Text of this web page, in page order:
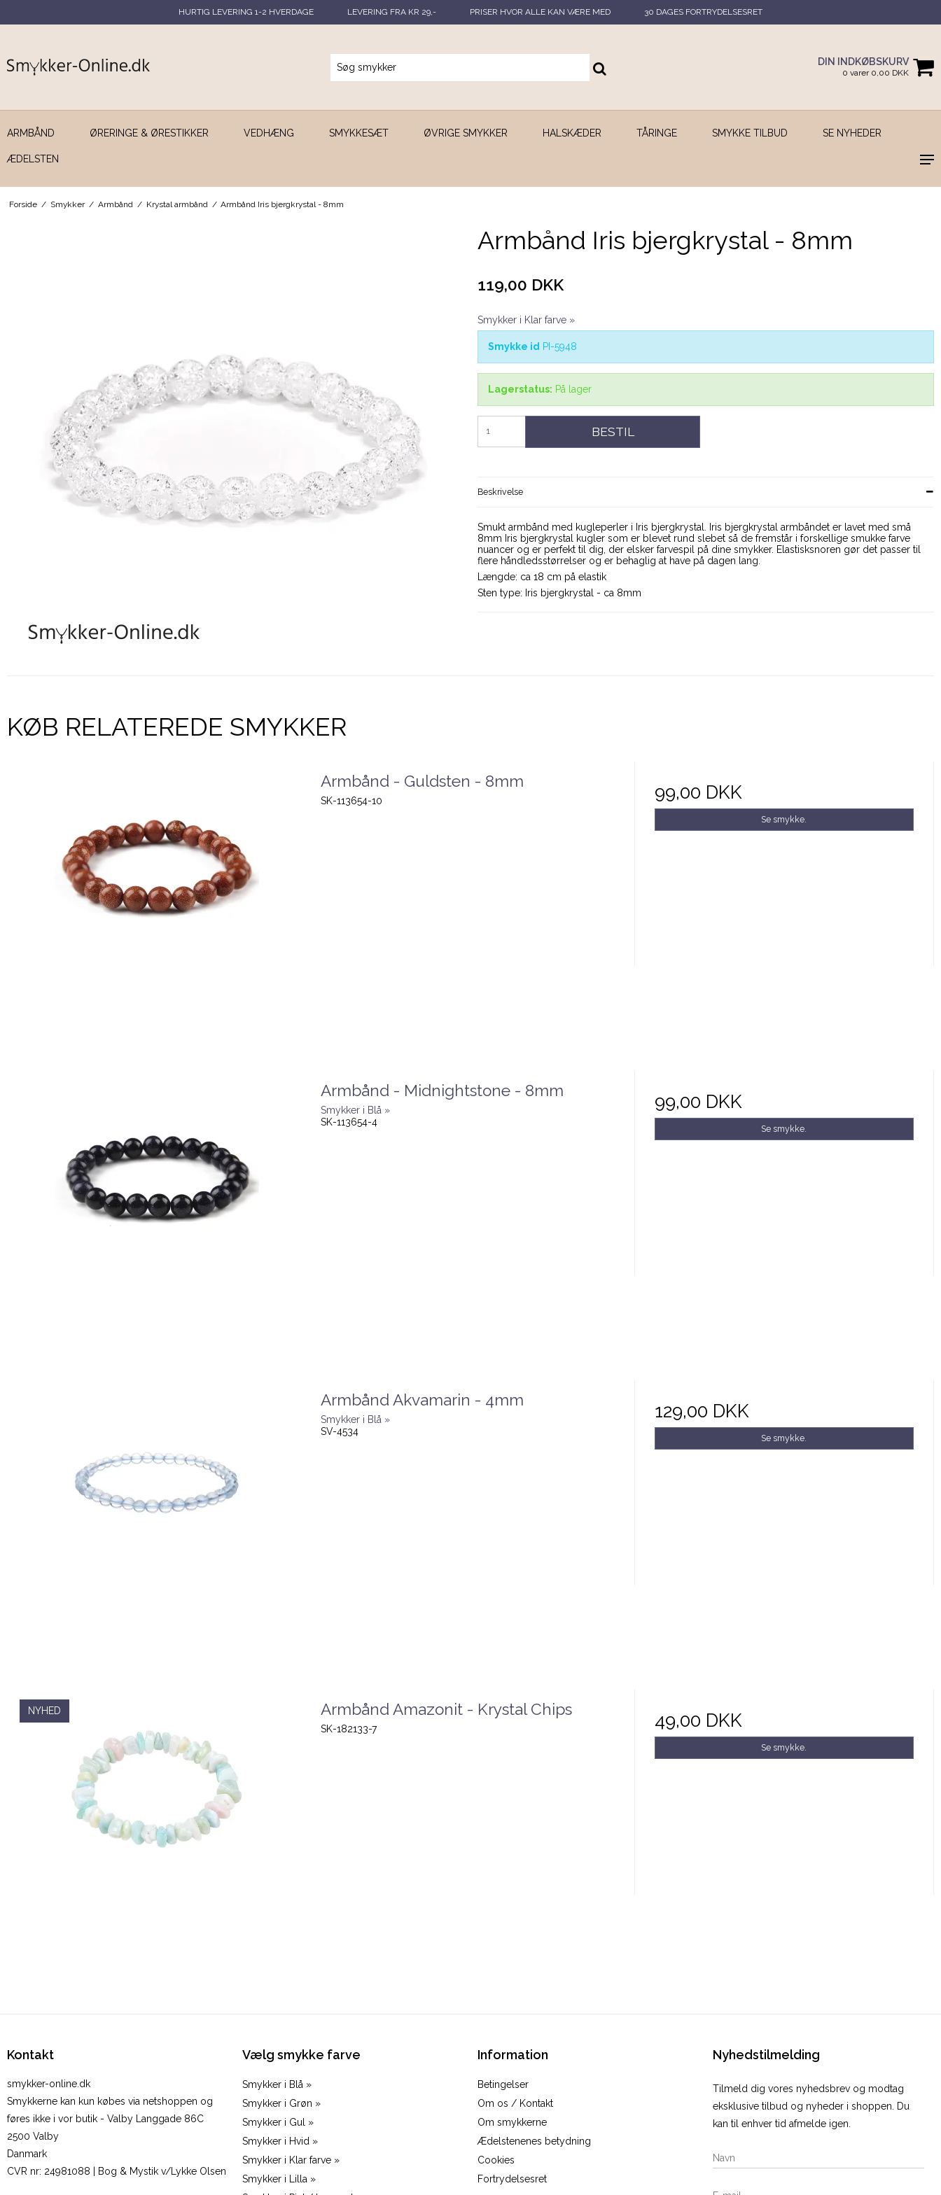
HURTIG LEVERING 1-2 HVERDAGE LEVERING FRA KR 29,- PRISER HVOR ALLE KAN VÆRE MED 30 DAGES FORTRYDELSESRET
DIN INDKØBSKURV
0 varer 0,00 DKK
ARMBÅND ØRERINGE & ØRESTIKKER VEDHÆNG SMYKKESÆT ØVRIGE SMYKKER HALSKÆDER TÅRINGE SMYKKE TILBUD SE NYHEDER
ÆDELSTEN
Forside / Smykker / Armbånd / Krystal armbånd / Armbånd Iris bjergkrystal - 8mm
Armbånd Iris bjergkrystal - 8mm
119,00 DKK
Smykker i Klar farve »
Smykke id PI-5948
Lagerstatus: På lager
BESTIL
Beskrivelse
Smukt armbånd med kugleperler i Iris bjergkrystal. Iris bjergkrystal armbåndet er lavet med små
8mm Iris bjergkrystal kugler som er blevet rund slebet så de fremstår i forskellige smukke farve
nuancer og er perfekt til dig, der elsker farvespil på dine smykker. Elastisksnoren gør det passer til
flere håndledsstørrelser og er behaglig at have på dagen lang.
Længde: ca 18 cm på elastik
Sten type: Iris bjergkrystal - ca 8mm
KØB RELATEREDE SMYKKER
Armbånd - Guldsten - 8mm
SK-113654-10 99,00 DKK
Se smykke.
Armbånd - Midnightstone - 8mm
Smykker i Blå »
SK-113654-4
99,00 DKK
Se smykke.
Armbånd Akvamarin - 4mm
Smykker i Blå »
SV-4534
129,00 DKK
Se smykke.
NYHED Armbånd Amazonit - Krystal Chips
SK-182133-7 49,00 DKK
Se smykke.
Kontakt
smykker-online.dk
Smykkerne kan kun købes via netshoppen og
føres ikke i vor butik - Valby Langgade 86C
2500 Valby
Danmark
CVR nr: 24981088 | Bog & Mystik v/Lykke Olsen
Vælg smykke farve
Smykker i Blå »
Smykker i Grøn »
Smykker i Gul »
Smykker i Hvid »
Smykker i Klar farve »
Smykker i Lilla »
Information
Betingelser
Om os / Kontakt
Om smykkerne
Ædelstenenes betydning
Cookies
Fortrydelsesret
Nyhedstilmelding
Tilmeld dig vores nyhedsbrev og modtag
eksklusive tilbud og nyheder i shoppen. Du
kan til enhver tid afmelde igen.